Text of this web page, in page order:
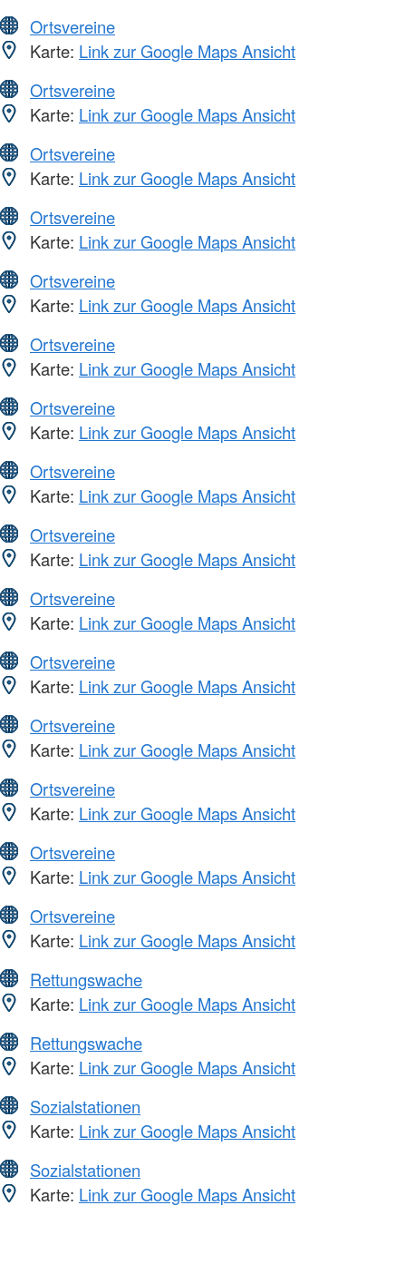
Ortsvereine
Karte: Link zur Google Maps Ansicht
Ortsvereine
Karte: Link zur Google Maps Ansicht
Ortsvereine
Karte: Link zur Google Maps Ansicht
Ortsvereine
Karte: Link zur Google Maps Ansicht
Ortsvereine
Karte: Link zur Google Maps Ansicht
Ortsvereine
Karte: Link zur Google Maps Ansicht
Ortsvereine
Karte: Link zur Google Maps Ansicht
Ortsvereine
Karte: Link zur Google Maps Ansicht
Ortsvereine
Karte: Link zur Google Maps Ansicht
Ortsvereine
Karte: Link zur Google Maps Ansicht
Ortsvereine
Karte: Link zur Google Maps Ansicht
Ortsvereine
Karte: Link zur Google Maps Ansicht
Ortsvereine
Karte: Link zur Google Maps Ansicht
Ortsvereine
Karte: Link zur Google Maps Ansicht
Ortsvereine
Karte: Link zur Google Maps Ansicht
Rettungswache
Karte: Link zur Google Maps Ansicht
Rettungswache
Karte: Link zur Google Maps Ansicht
Sozialstationen
Karte: Link zur Google Maps Ansicht
Sozialstationen
Karte: Link zur Google Maps Ansicht